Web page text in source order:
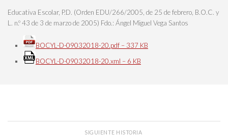
Educativa Escolar, P.D. (Orden EDU/266/2005, de 25 de febrero, B.O.C. y
L. n.º 43 de 3 de marzo de 2005) Fdo.: Ángel Miguel Vega Santos
BOCYL-D-09032018-20.pdf – 337 KB
BOCYL-D-09032018-20.xml – 6 KB
SIGUIENTE HISTORIA